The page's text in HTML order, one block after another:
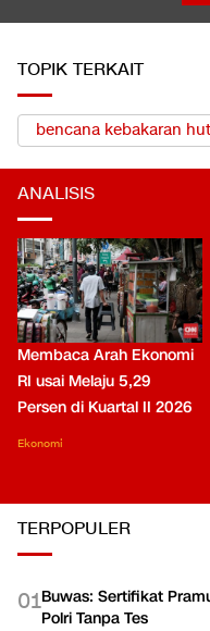
TOPIK TERKAIT
bencana kebakaran
ANALISIS
Membaca Arah Ekonomi
RI usai Melaju 5,29
Persen di Kuartal II 2026
Ekonomi
TERPOPULER
01Buwas: Sertifikat
Polri Tanpa Tes